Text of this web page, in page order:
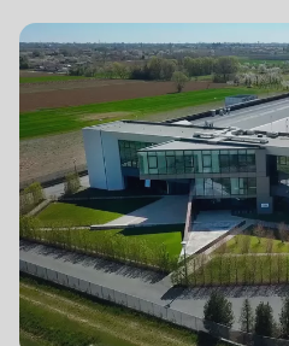
function:
mb_substr():
Passing
null
to
parameter
#1
($string)
of
type